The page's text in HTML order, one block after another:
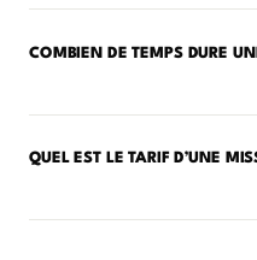
COMBIEN DE TEMPS DURE
QUEL EST LE TARIF D’UNE